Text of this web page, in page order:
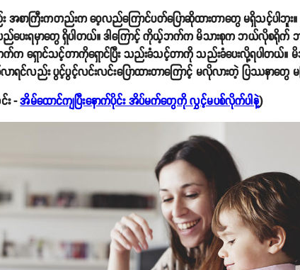
အစာကြီးကတည်းက ဝေ့လည်ကြောင်ပတ်ပြောဆိုထားတာတွေ မရှိသင့်ပါ
လည်ပေးရမှာတွေ ရှိပါတယ်။ ဒါကြောင့် ကိုယ့်ဘက်က မိသားစုက ဘယ်လိုစ
ရှောင်သင့်တာကိုရှောင်ပြီး သည်းခံသင့်တာကို သည်းခံပေးလို့ရပါတယ်။
ာရင်လည်း ပွင့်ပွင့်လင်းလင်းပြောထားတာကြောင့် မလိုလားတဲ့ ပြဿနာတွေ မ
း -အိမ်ထောင်ကျပြီးနောက်ပိုင်း အိပ်မက်တွေကို လွှင့်မပစ်လိုက်ပါနဲ့)